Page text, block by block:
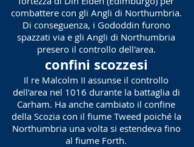
combattere con gli Angli di Northumbria.
Di conseguenza, i Gododdin furono
spazzati via e gli Angli di Northumbria
presero il controllo dell'area.
confini scozzesi
Il re Malcolm II assunse il controllo
dell'area nel 1016 durante la battaglia di
Carham. Ha anche cambiato il confine
della Scozia con il fiume Tweed poiché la
Northumbria una volta si estendeva fino
al fiume Forth.